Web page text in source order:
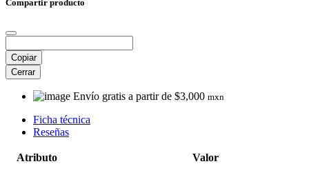
Compartir producto
Copiar
Cerrar
Envío gratis a partir de $3,000 mxn
Ficha técnica
Reseñas
Atributo Valor